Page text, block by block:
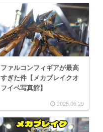
ファルコンフィギアが最高
すぎた件【メカブレイクオ
フイベ写真館】
2025.06.29